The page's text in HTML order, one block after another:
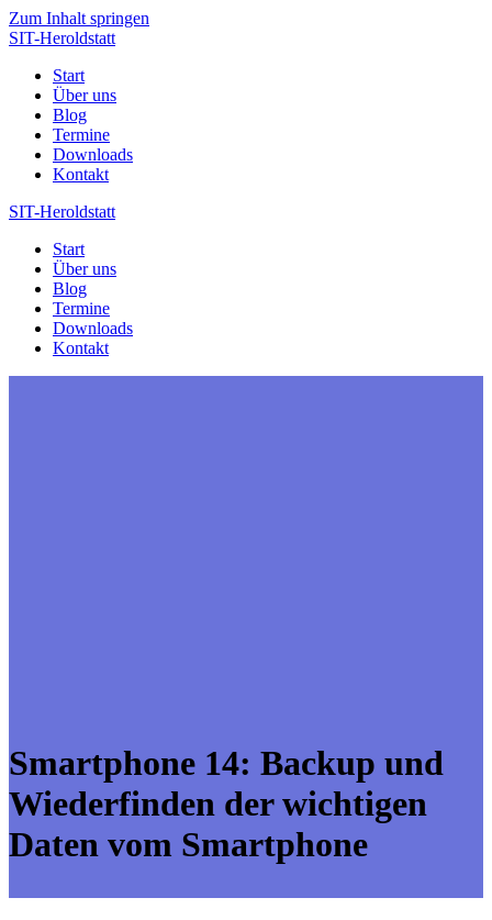
Zum Inhalt springen
SIT-Heroldstatt
Start
Über uns
Blog
Termine
Downloads
Kontakt
SIT-Heroldstatt
Start
Über uns
Blog
Termine
Downloads
Kontakt
Smartphone 14: Backup und
Wiederfinden der wichtigen
Daten vom Smartphone